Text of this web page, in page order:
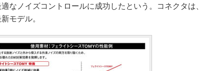
なノイズコントロールに成功したという。コネクタは、
モデル。